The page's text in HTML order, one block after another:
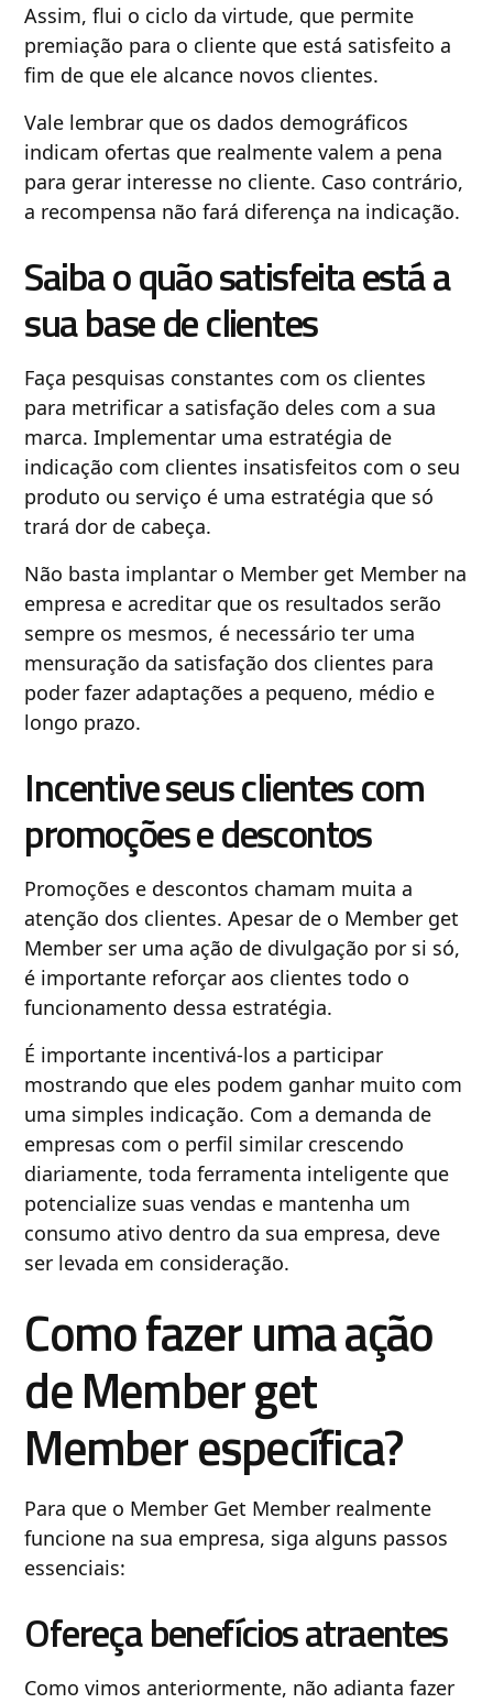
Assim, flui o ciclo da virtude, que permite
premiação para o cliente que está satisfeito a
fim de que ele alcance novos clientes.
Vale lembrar que os dados demográficos
indicam ofertas que realmente valem a pena
para gerar interesse no cliente. Caso contrário,
a recompensa não fará diferença na indicação.
Saiba o quão satisfeita está a
sua base de clientes
Faça pesquisas constantes com os clientes
para metrificar a satisfação deles com a sua
marca. Implementar uma estratégia de
indicação com clientes insatisfeitos com o seu
produto ou serviço é uma estratégia que só
trará dor de cabeça.
Não basta implantar o Member get Member na
empresa e acreditar que os resultados serão
sempre os mesmos, é necessário ter uma
mensuração da satisfação dos clientes para
poder fazer adaptações a pequeno, médio e
longo prazo.
Incentive seus clientes com
promoções e descontos
Promoções e descontos chamam muita a
atenção dos clientes. Apesar de o Member get
Member ser uma ação de divulgação por si só,
é importante reforçar aos clientes todo o
funcionamento dessa estratégia.
É importante incentivá-los a participar
mostrando que eles podem ganhar muito com
uma simples indicação. Com a demanda de
empresas com o perfil similar crescendo
diariamente, toda ferramenta inteligente que
potencialize suas vendas e mantenha um
consumo ativo dentro da sua empresa, deve
ser levada em consideração.
Como fazer uma ação
de Member get
Member específica?
Para que o Member Get Member realmente
funcione na sua empresa, siga alguns passos
essenciais:
Ofereça benefícios atraentes
Como vimos anteriormente, não adianta fazer